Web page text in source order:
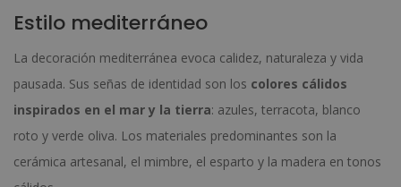
Estilo mediterráneo
La decoración mediterránea evoca calidez, naturaleza y vida
pausada. Sus señas de identidad son los colores cálidos
inspirados en el mar y la tierra: azules, terracota, blanco
roto y verde oliva. Los materiales predominantes son la
cerámica artesanal, el mimbre, el esparto y la madera en tonos